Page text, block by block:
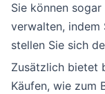
Sie können
verwalten, indem
stellen Sie sich
Zusätzlich bietet
Käufen, wie zum